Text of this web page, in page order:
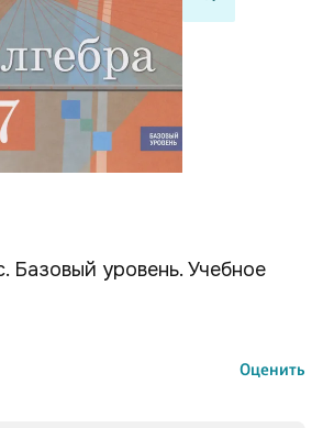
Базовый уровень. Учебное
Оценить